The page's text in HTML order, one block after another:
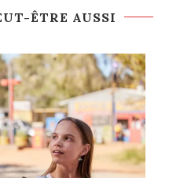
ÊTRE AUSSI